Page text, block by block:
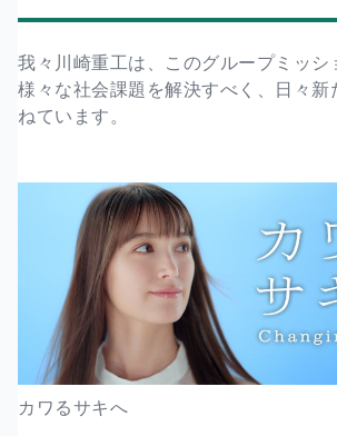
我々川崎重工は、このグループミッシ
様々な社会課題を解決すべく、日々新
ねています。
カワるサキへ